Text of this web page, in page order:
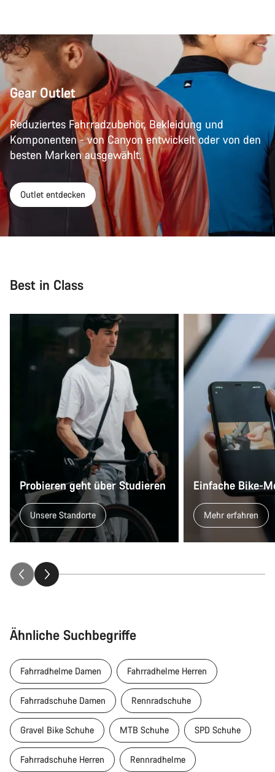
Gear Outlet
Reduziertes Fahrradzubehör, Bekleidung und
Komponenten - von Canyon entwickelt oder von den
besten Marken ausgewählt.
Outlet entdecken
Best in Class
Probieren geht über Studieren
Unsere Standorte
Einfache Bike-
Mehr erfahren
Ähnliche Suchbegriffe
Fahrradhelme Damen Fahrradhelme Herren
Fahrradschuhe Damen Rennradschuhe
Gravel Bike Schuhe MTB Schuhe SPD Schuhe
Fahrradschuhe Herren Rennradhelme